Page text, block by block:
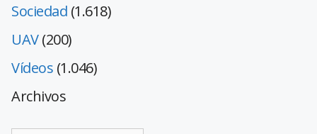
Sociedad (1.618)
UAV(200)
Vídeos (1.046)
Archivos